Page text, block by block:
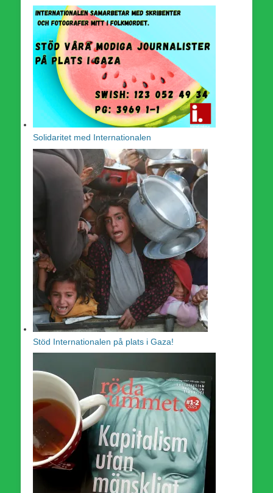
Solidaritet med Internationalen
Stöd Internationalen på plats i Gaza!